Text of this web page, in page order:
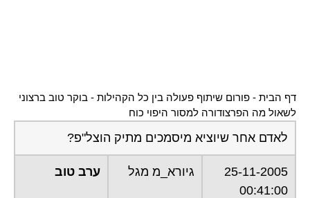
דף הבית - פורום שיתוף פעולה בין כל הקהילות - בוקר טוב ברצוני
לשאול מה הפרצודורה למסור היפוי כוח
לאדם אחר שיוציא מיסמכים מתיק הוצל"פ?
25-11-2005
00:41:00
גיורא_מ מגל ערב טוב